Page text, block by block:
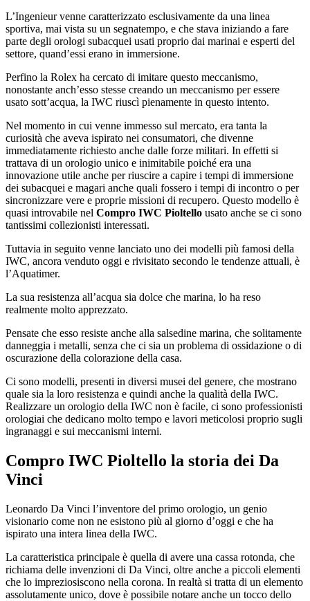
L’Ingenieur venne caratterizzato esclusivamente da una linea
sportiva, mai vista su un segnatempo, e che stava iniziando a fare
parte degli orologi subacquei usati proprio dai marinai e esperti del
settore, quand’essi erano in immersione.
Perfino la Rolex ha cercato di imitare questo meccanismo,
nonostante anch’esso stesse creando un meccanismo per essere
usato sott’acqua, la IWC riuscì pienamente in questo intento.
Nel momento in cui venne immesso sul mercato, era tanta la
curiosità che aveva ispirato nei consumatori, che divenne
immediatamente richiesto anche dalle forze militari. In effetti si
trattava di un orologio unico e inimitabile poiché era una
innovazione utile anche per riuscire a capire i tempi di immersione
dei subacquei e magari anche quali fossero i tempi di incontro o per
sincronizzare vere e proprie missioni di recupero. Questo modello è
quasi introvabile nel Compro IWC Pioltello usato anche se ci sono
tantissimi collezionisti interessati.
Tuttavia in seguito venne lanciato uno dei modelli più famosi della
IWC, ancora venduto oggi e rivisitato secondo le tendenze attuali, è
l’Aquatimer.
La sua resistenza all’acqua sia dolce che marina, lo ha reso
realmente molto apprezzato.
Pensate che esso resiste anche alla salsedine marina, che solitamente
danneggia i metalli, senza che ci sia un problema di ossidazione o di
oscurazione della colorazione della casa.
Ci sono modelli, presenti in diversi musei del genere, che mostrano
quale sia la loro resistenza e quindi anche la qualità della IWC.
Realizzare un orologio della IWC non è facile, ci sono professionisti
orologiai che dedicano molto tempo e lavori meticolosi proprio sugli
ingranaggi e sui meccanismi interni.
Compro IWC Pioltello la storia dei Da
Vinci
Leonardo Da Vinci l’inventore del primo orologio, un genio
visionario come non ne esistono più al giorno d’oggi e che ha
ispirato una intera linea della IWC.
La caratteristica principale è quella di avere una cassa rotonda, che
richiama delle invenzioni di Da Vinci, oltre anche a piccoli elementi
che lo impreziosiscono nella corona. In realtà si tratta di un elemento
assolutamente unico, dove è possibile notare anche un tocco dello